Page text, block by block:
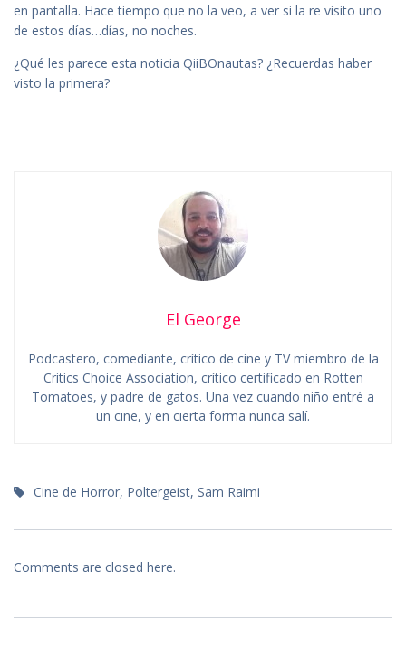
en pantalla. Hace tiempo que no la veo, a ver si la re visito uno
de estos días…días, no noches.
¿Qué les parece esta noticia QiiBOnautas? ¿Recuerdas haber
visto la primera?
El George
Podcastero, comediante, crítico de cine y TV miembro de la
Critics Choice Association, crítico certificado en Rotten
Tomatoes, y padre de gatos. Una vez cuando niño entré a
un cine, y en cierta forma nunca salí.
Cine de Horror, Poltergeist, Sam Raimi
Comments are closed here.